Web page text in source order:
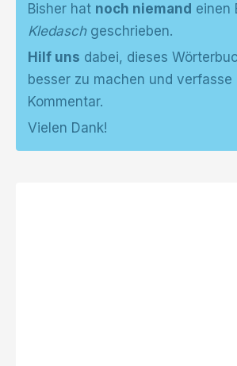
Bisher hat noch niemand einen
Kledaschgeschrieben.
Hilf uns dabei, dieses
besser zu machen und verfasse
Kommentar.
Vielen Dank!